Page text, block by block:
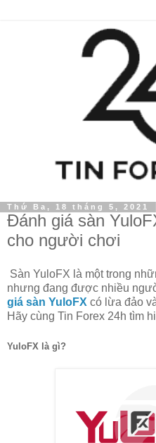
Thứ Ba, 18 tháng 5, 2021
Đánh giá sàn
cho người chơi
Sàn YuloFX là một trong
nhưng đang được nhiều
giá sàn YuloFX có lừa đảo
Hãy cùng Tin Forex 24h tìm
YuloFX là gì?